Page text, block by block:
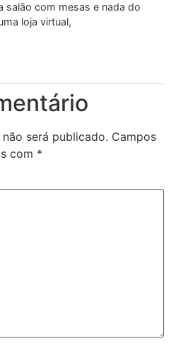
salão com mesas e nada do
loja virtual,
será publicado. Campos
com *